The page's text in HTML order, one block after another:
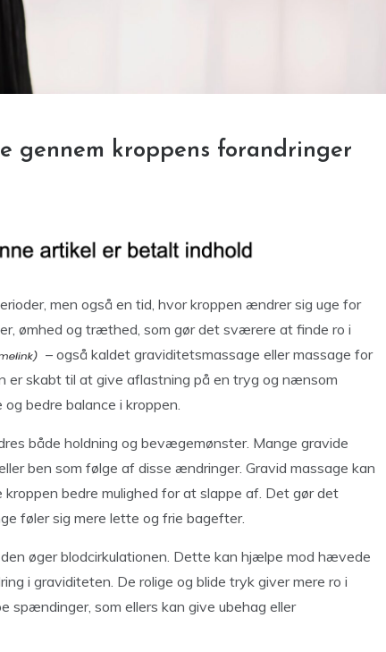
gennem kroppens forandringer
men også en tid, hvor kroppen ændrer sig uge for
ømhed og træthed, som gør det sværere at finde ro i
– også kaldet graviditetsmassage eller massage for
er skabt til at give aflastning på en tryg og nænsom
bedre balance i kroppen.
både holdning og bevægemønster. Mange gravide
ben som følge af disse ændringer. Gravid massage kan
bedre mulighed for at slappe af. Det gør det
føler sig mere lette og frie bagefter.
øger blodcirkulationen. Dette kan hjælpe mod hævede
i graviditeten. De rolige og blide tryk giver mere ro i
spændinger, som ellers kan give ubehag eller